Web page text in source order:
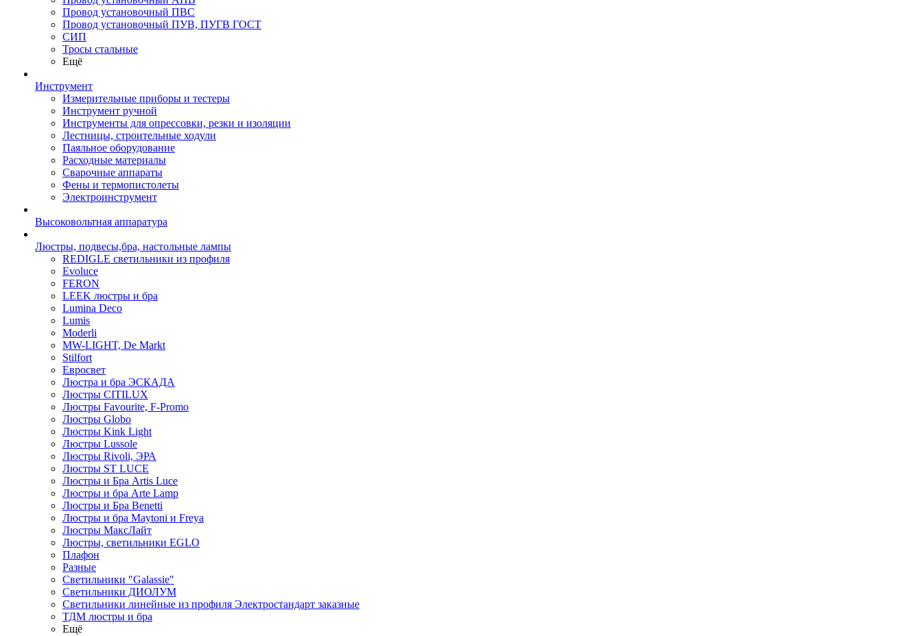
Провод установочный ПВС
Провод установочный ПУВ, ПУГВ ГОСТ
СИП
Тросы стальные
Ещё
Инструмент
Измерительные приборы и тестеры
Инструмент ручной
Инструменты для опрессовки, резки и изоляции
Лестницы, строительные ходули
Паяльное оборудование
Расходные материалы
Сварочные аппараты
Фены и термопистолеты
Электроинструмент
Высоковольтная аппаратура
Люстры, подвесы,бра, настольные лампы
REDIGLE светильники из профиля
Evoluce
FERON
LEEK люстры и бра
Lumina Deco
Lumis
Moderli
MW-LIGHT, De Markt
Stilfort
Евросвет
Люстра и бра ЭСКАДА
Люстры CITILUX
Люстры Favourite, F-Promo
Люстры Globo
Люстры Kink Light
Люстры Lussole
Люстры Rivoli, ЭРА
Люстры ST LUCE
Люстры и Бра Artis Luce
Люстры и бра Arte Lamp
Люстры и Бра Benetti
Люстры и бра Maytoni и Freya
Люстры МаксЛайт
Люстры, светильники EGLO
Плафон
Разные
Светильники "Galassie"
Светильники ДИОЛУМ
Светильники линейные из профиля Электростандарт заказные
ТДМ люстры и бра
Ещё